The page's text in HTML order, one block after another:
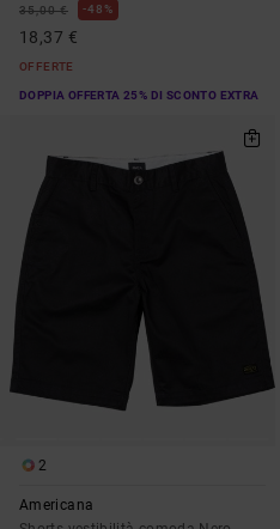
35,00 € 48%
18,37 €
OFFERTE
DOPPIA OFFERTA 25% DI SCONTO EXTRA
2
Americana